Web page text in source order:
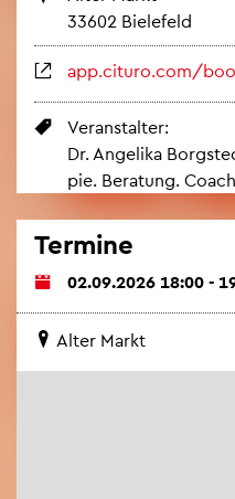
33602 Bie­le­feld
Ver­an­stal­ter:
Dr. An­ge­li­ka
pie. Be­ra­tung.
Ter­mi­ne
02.09.2026 18:00 -
Alter Markt